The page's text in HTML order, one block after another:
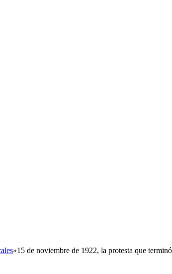
»15 de noviembre de 1922, la protesta que